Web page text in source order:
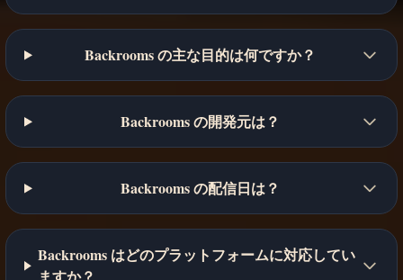
Backrooms の主な目的は何ですか？
Backrooms の開発元は？
Backrooms の配信日は？
Backrooms はどのプラットフォームに対応してい